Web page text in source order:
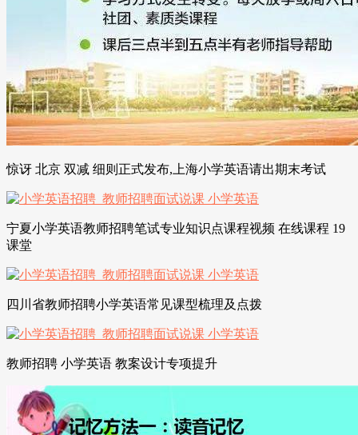
惊讶 北京 双减 细则正式发布,上海小学英语请出期末考试
宁夏小学英语教师招聘笔试专业知识点课程视频 在线课程 19
课堂
四川省教师招聘小学英语常见课型梳理及点拨
教师招聘 小学英语 教案设计专项提升